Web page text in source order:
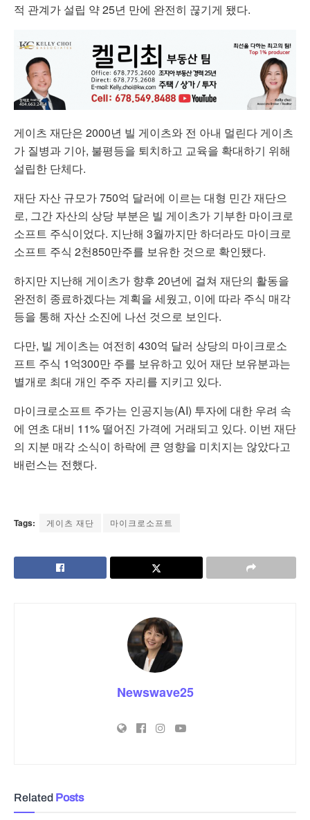
적 관계가 설립 약 25년 만에 완전히 끊기게 됐다.
게이츠 재단은 2000년 빌 게이츠와 전 아내 멀린다 게이츠
가 질병과 기아, 불평등을 퇴치하고 교육을 확대하기 위해
설립한 단체다.
재단 자산 규모가 750억 달러에 이르는 대형 민간 재단으
로, 그간 자산의 상당 부분은 빌 게이츠가 기부한 마이크로
소프트 주식이었다. 지난해 3월까지만 하더라도 마이크로
소프트 주식 2천850만주를 보유한 것으로 확인됐다.
하지만 지난해 게이츠가 향후 20년에 걸쳐 재단의 활동을
완전히 종료하겠다는 계획을 세웠고, 이에 따라 주식 매각
등을 통해 자산 소진에 나선 것으로 보인다.
다만, 빌 게이츠는 여전히 430억 달러 상당의 마이크로소
프트 주식 1억300만 주를 보유하고 있어 재단 보유분과는
별개로 최대 개인 주주 자리를 지키고 있다.
마이크로소프트 주가는 인공지능(AI) 투자에 대한 우려 속
에 연초 대비 11% 떨어진 가격에 거래되고 있다. 이번 재단
의 지분 매각 소식이 하락에 큰 영향을 미치지는 않았다고
배런스는 전했다.
Tags: 게이츠 재단 마이크로소프트
Newswave25
Related Posts